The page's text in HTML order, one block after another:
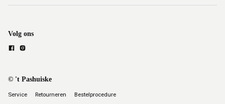
Volg ons
© 't Pashuiske
Service Retourneren Bestelprocedure